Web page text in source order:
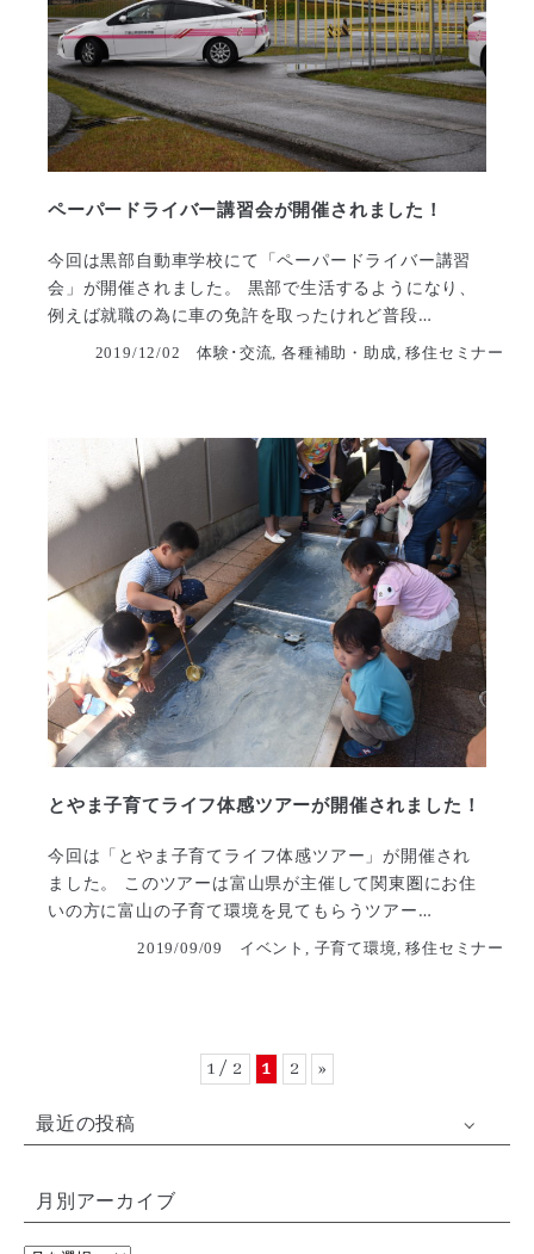
ペーパードライバー講習会が開催されました！
今回は黒部自動車学校にて「ペーパードライバー講習
会」が開催されました。 黒部で生活するようになり、
例えば就職の為に車の免許を取ったけれど普段…
2019/12/02 体験･交流, 各種補助・助成, 移住セミナー
とやま子育てライフ体感ツアーが開催されました！
今回は「とやま子育てライフ体感ツアー」が開催され
ました。 このツアーは富山県が主催して関東圏にお住
いの方に富山の子育て環境を見てもらうツアー…
2019/09/09 イベント, 子育て環境, 移住セミナー
1 / 2 1 2 »
最近の投稿
月別アーカイブ